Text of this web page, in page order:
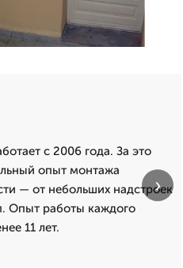
с 2006 года. За это
опыт монтажа
— от небольших надстроек
Опыт работы каждого
11 лет.
›